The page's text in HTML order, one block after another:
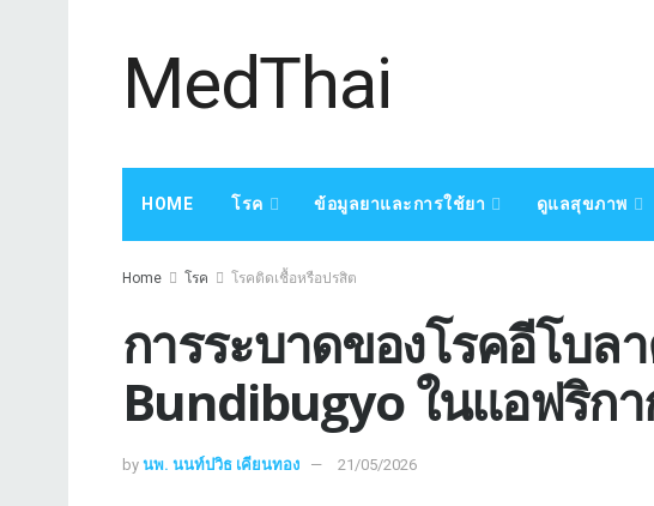
MedThai
HOME โรค ข้อมูลยาและการใช้ยา ดูแลสุขภาพ
Home โรค โรคติดเชื้อหรือปรสิต
การระบาดของโรคอีโบล
Bundibugyo ในแอฟริกา
by นพ. นนท์ปวิธ เคียนทอง 21/05/2026